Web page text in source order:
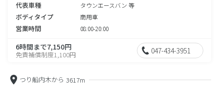
代表車種 タウンエースバン 等
ボディタイプ 商用車
営業時間 08:00-20:00
6時間まで7,150円
免責補償制度1,100円 047-434-3951
つり船内木から 3617m